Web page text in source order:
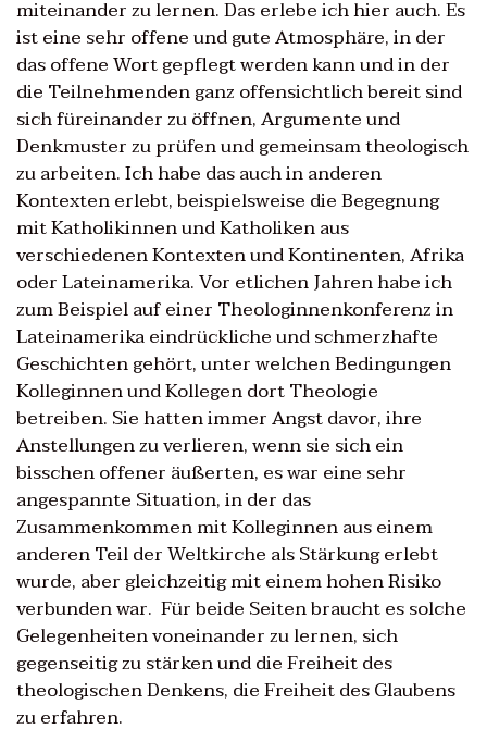
miteinander zu lernen. Das erlebe ich hier auch. Es
ist eine sehr offene und gute Atmosphäre, in der
das offene Wort gepflegt werden kann und in der
die Teilnehmenden ganz offensichtlich bereit sind
sich füreinander zu öffnen, Argumente und
Denkmuster zu prüfen und gemeinsam theologisch
zu arbeiten. Ich habe das auch in anderen
Kontexten erlebt, beispielsweise die Begegnung
mit Katholikinnen und Katholiken aus
verschiedenen Kontexten und Kontinenten, Afrika
oder Lateinamerika. Vor etlichen Jahren habe ich
zum Beispiel auf einer Theologinnenkonferenz in
Lateinamerika eindrückliche und schmerzhafte
Geschichten gehört, unter welchen Bedingungen
Kolleginnen und Kollegen dort Theologie
betreiben. Sie hatten immer Angst davor, ihre
Anstellungen zu verlieren, wenn sie sich ein
bisschen offener äußerten, es war eine sehr
angespannte Situation, in der das
Zusammenkommen mit Kolleginnen aus einem
anderen Teil der Weltkirche als Stärkung erlebt
wurde, aber gleichzeitig mit einem hohen Risiko
verbunden war. Für beide Seiten braucht es solche
Gelegenheiten voneinander zu lernen, sich
gegenseitig zu stärken und die Freiheit des
theologischen Denkens, die Freiheit des Glaubens
zu erfahren.